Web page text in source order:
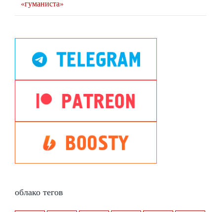
«гуманиста»
облако тегов